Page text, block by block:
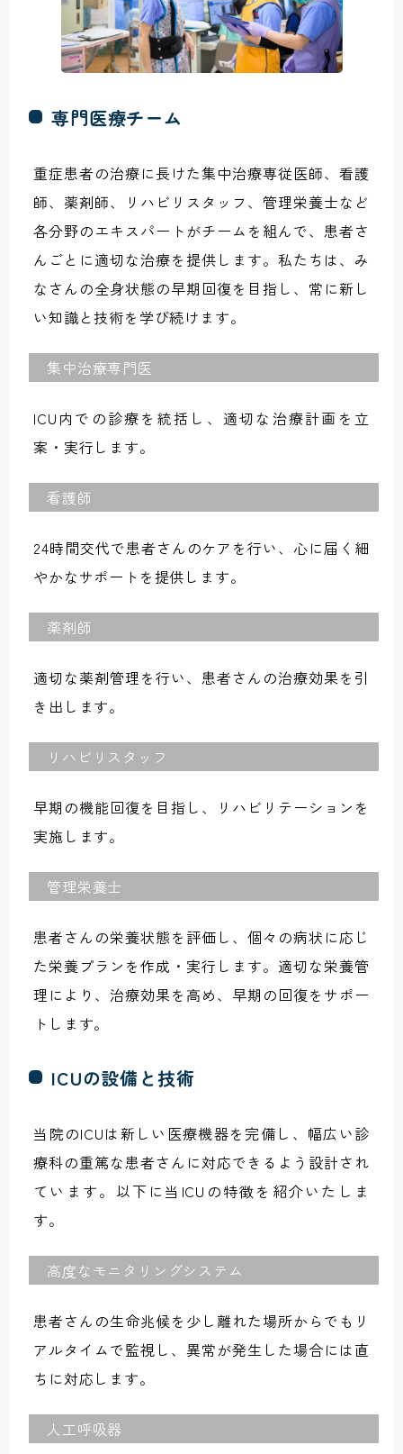
専門医療チーム
重症患者の治療に長けた集中治療専従医師、看護
師、薬剤師、リハビリスタッフ、管理栄養士など
各分野のエキスパートがチームを組んで、患者さ
んごとに適切な治療を提供します。私たちは、み
なさんの全身状態の早期回復を目指し、常に新し
い知識と技術を学び続けます。
集中治療専門医
ICU内での診療を統括し、適切な治療計画を立
案・実行します。
看護師
24時間交代で患者さんのケアを行い、心に届く細
やかなサポートを提供します。
薬剤師
適切な薬剤管理を行い、患者さんの治療効果を引
き出します。
リハビリスタッフ
早期の機能回復を目指し、リハビリテーションを
実施します。
管理栄養士
患者さんの栄養状態を評価し、個々の病状に応じ
た栄養プランを作成・実行します。適切な栄養管
理により、治療効果を高め、早期の回復をサポー
トします。
ICUの設備と技術
当院のICUは新しい医療機器を完備し、幅広い診
療科の重篤な患者さんに対応できるよう設計され
ています。以下に当ICUの特徴を紹介いたしま
す。
高度なモニタリングシステム
患者さんの生命兆候を少し離れた場所からでもリ
アルタイムで監視し、異常が発生した場合には直
ちに対応します。
人工呼吸器